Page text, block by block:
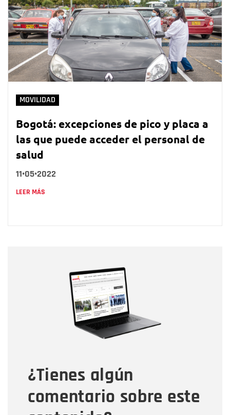
MOVILIDAD
Bogotá: excepciones de pico y placa a
las que puede acceder el personal de
salud
11•05•2022
LEER MÁS
¿Tienes algún
comentario sobre este
Correo electrónico
Tipo de comentario
Mensaje